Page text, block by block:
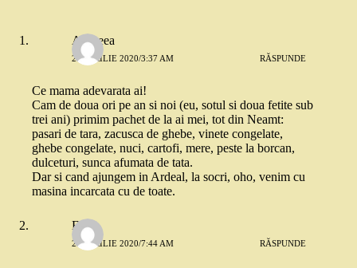
Andreea
23 APRILIE 2020/3:37 AM RĂSPUNDE
Ce mama adevarata ai!
Cam de doua ori pe an si noi (eu, sotul si doua fetite sub
trei ani) primim pachet de la ai mei, tot din Neamt:
pasari de tara, zacusca de ghebe, vinete congelate,
ghebe congelate, nuci, cartofi, mere, peste la borcan,
dulceturi, sunca afumata de tata.
Dar si cand ajungem in Ardeal, la socri, oho, venim cu
masina incarcata cu de toate.
Ely
23 APRILIE 2020/7:44 AM RĂSPUNDE